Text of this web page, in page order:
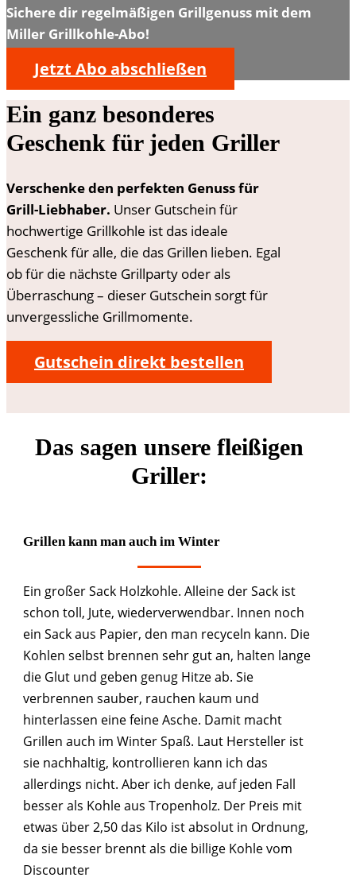
Sichere dir regelmäßigen Grillgenuss mit dem
Miller Grillkohle-Abo!
Jetzt Abo abschließen
Ein ganz besonderes
Geschenk für jeden Griller
Verschenke den perfekten Genuss für
Grill-Liebhaber. Unser Gutschein für
hochwertige Grillkohle ist das ideale
Geschenk für alle, die das Grillen lieben. Egal
ob für die nächste Grillparty oder als
Überraschung – dieser Gutschein sorgt für
unvergessliche Grillmomente.
Gutschein direkt bestellen
Das sagen unsere fleißigen
Griller:
Grillen kann man auch im Winter
Ein großer Sack Holzkohle. Alleine der Sack ist
schon toll, Jute, wiederverwendbar. Innen noch
ein Sack aus Papier, den man recyceln kann. Die
Kohlen selbst brennen sehr gut an, halten lange
die Glut und geben genug Hitze ab. Sie
verbrennen sauber, rauchen kaum und
hinterlassen eine feine Asche. Damit macht
Grillen auch im Winter Spaß. Laut Hersteller ist
sie nachhaltig, kontrollieren kann ich das
allerdings nicht. Aber ich denke, auf jeden Fall
besser als Kohle aus Tropenholz. Der Preis mit
etwas über 2,50 das Kilo ist absolut in Ordnung,
da sie besser brennt als die billige Kohle vom
Discounter